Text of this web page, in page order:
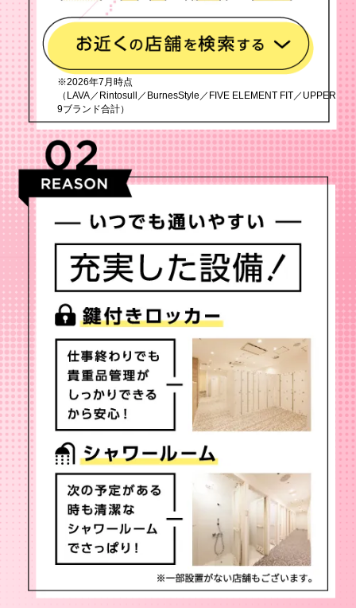
※2026年7月時点
（LAVA／Rintosull／BurnesStyle／FIVE ELEMENT FIT／UPPER
9ブランド合計）